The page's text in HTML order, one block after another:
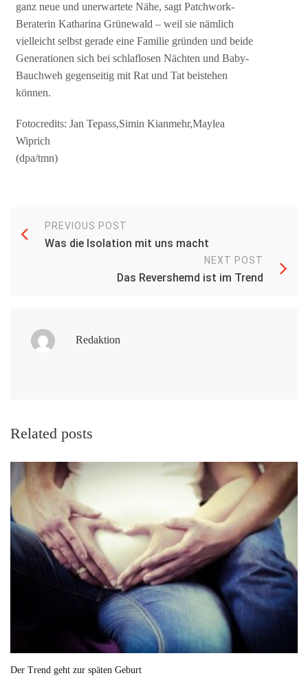
ganz neue und unerwartete Nähe, sagt Patchwork-
Beraterin Katharina Grünewald – weil sie nämlich
vielleicht selbst gerade eine Familie gründen und beide
Generationen sich bei schlaflosen Nächten und Baby-
Bauchweh gegenseitig mit Rat und Tat beistehen
können.
Fotocredits: Jan Tepass,Simin Kianmehr,Maylea
Wiprich
(dpa/tmn)
PREVIOUS POST
Was die Isolation mit uns macht
NEXT POST
Das Revershemd ist im Trend
Redaktion
Related posts
Der Trend geht zur späten Geburt